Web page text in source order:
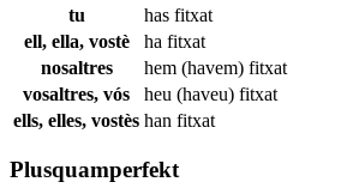
tu
has fitxat
ell, ella, vostè
ha fitxat
nosaltres
hem (havem) fitxat
vosaltres, vós
heu (haveu) fitxat
ells, elles, vostès han fitxat
Plusquamperfekt